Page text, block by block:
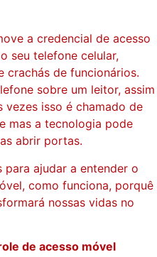
a credencial de acesso
seu telefone celular,
crachás de funcionários.
sobre um leitor, assim
isso é chamado de
mas a tecnologia pode
abrir portas.
para ajudar a entender o
como funciona, porquê
nossas vidas no
de acesso móvel